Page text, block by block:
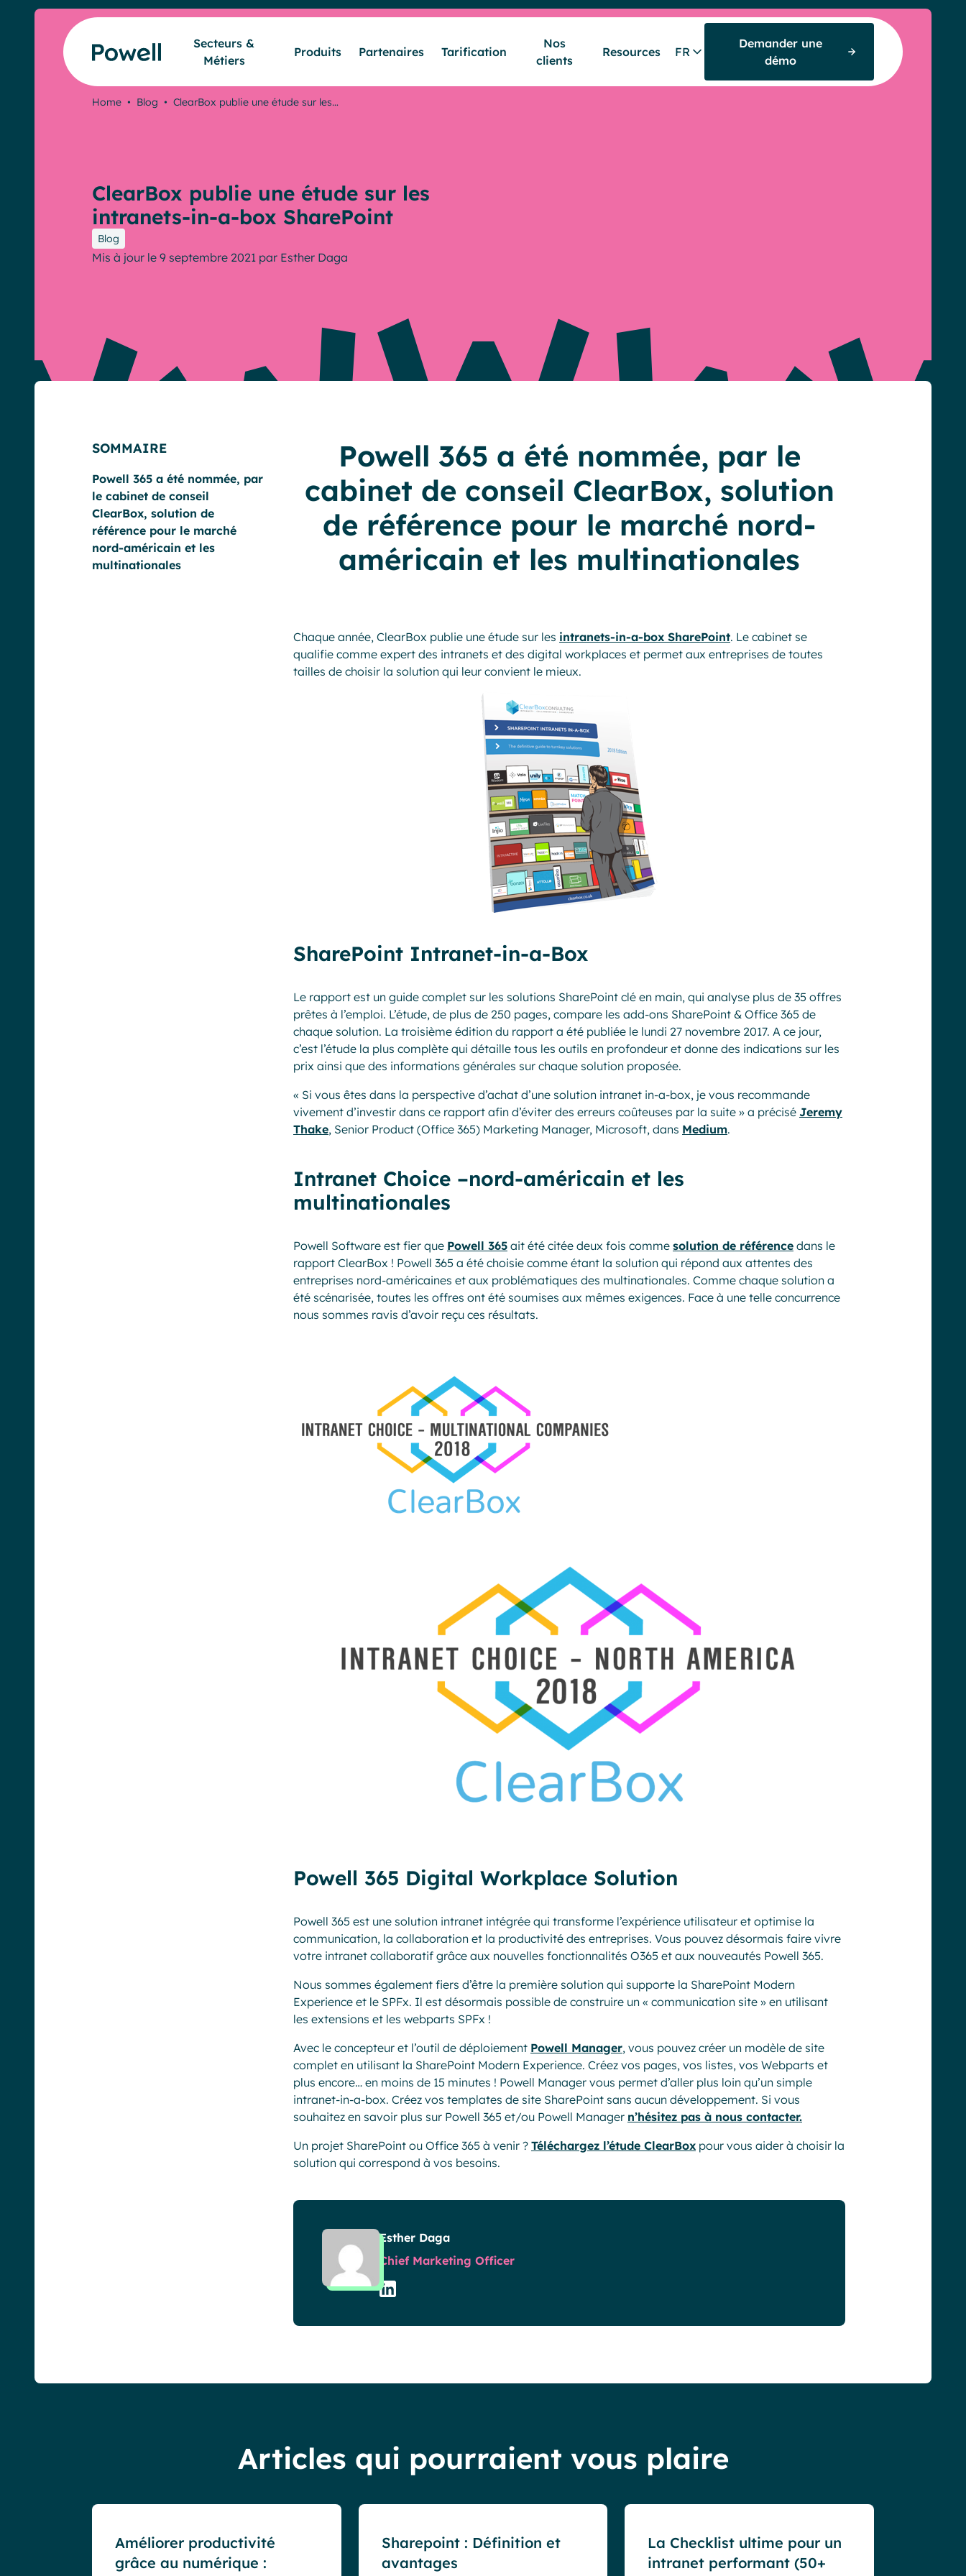
Skip to content
Secteurs &
Métiers
Produits Partenaires Tarification
Nos
clients
Resources
Resources
FR
Demander une
démo
Home • Blog • ClearBox publie une étude sur les…
ClearBox publie une étude sur les
intranets-in-a-box SharePoint
Blog
Mis à jour le 9 septembre 2021 par Esther Daga
SOMMAIRE
Powell 365 a été nommée, par
le cabinet de conseil
ClearBox, solution de
référence pour le marché
nord-américain et les
multinationales
Powell 365 a été nommée, par le
cabinet de conseil ClearBox, solution
de référence pour le marché nord-
américain et les multinationales
Chaque année, ClearBox publie une étude sur les intranets-in-a-box SharePoint. Le cabinet se
qualifie comme expert des intranets et des digital workplaces et permet aux entreprises de toutes
tailles de choisir la solution qui leur convient le mieux.
SharePoint Intranet-in-a-Box
Le rapport est un guide complet sur les solutions SharePoint clé en main, qui analyse plus de 35 offres
prêtes à l’emploi. L’étude, de plus de 250 pages, compare les add-ons SharePoint & Office 365 de
chaque solution. La troisième édition du rapport a été publiée le lundi 27 novembre 2017. A ce jour,
c’est l’étude la plus complète qui détaille tous les outils en profondeur et donne des indications sur les
prix ainsi que des informations générales sur chaque solution proposée.
« Si vous êtes dans la perspective d’achat d’une solution intranet in-a-box, je vous recommande
vivement d’investir dans ce rapport afin d’éviter des erreurs coûteuses par la suite » a précisé Jeremy
Thake, Senior Product (Office 365) Marketing Manager, Microsoft, dans Medium.
Intranet Choice –nord-américain et les
multinationales
Powell Software est fier que Powell 365 ait été citée deux fois comme solution de référence dans le
rapport ClearBox ! Powell 365 a été choisie comme étant la solution qui répond aux attentes des
entreprises nord-américaines et aux problématiques des multinationales. Comme chaque solution a
été scénarisée, toutes les offres ont été soumises aux mêmes exigences. Face à une telle concurrence
nous sommes ravis d’avoir reçu ces résultats.
Powell 365 Digital Workplace Solution
Powell 365 est une solution intranet intégrée qui transforme l’expérience utilisateur et optimise la
communication, la collaboration et la productivité des entreprises. Vous pouvez désormais faire vivre
votre intranet collaboratif grâce aux nouvelles fonctionnalités O365 et aux nouveautés Powell 365.
Nous sommes également fiers d’être la première solution qui supporte la SharePoint Modern
Experience et le SPFx. Il est désormais possible de construire un « communication site » en utilisant
les extensions et les webparts SPFx !
Avec le concepteur et l’outil de déploiement Powell Manager, vous pouvez créer un modèle de site
complet en utilisant la SharePoint Modern Experience. Créez vos pages, vos listes, vos Webparts et
plus encore… en moins de 15 minutes ! Powell Manager vous permet d’aller plus loin qu’un simple
intranet-in-a-box. Créez vos templates de site SharePoint sans aucun développement. Si vous
souhaitez en savoir plus sur Powell 365 et/ou Powell Manager n’hésitez pas à nous contacter.
Un projet SharePoint ou Office 365 à venir ? Téléchargez l’étude ClearBox pour vous aider à choisir la
solution qui correspond à vos besoins.
Esther Daga
Chief Marketing Officer
Articles qui pourraient vous plaire
Améliorer productivité
grâce au numérique :
Sharepoint : Définition et
avantages
Blog
La Checklist ultime pour un
intranet performant (50+